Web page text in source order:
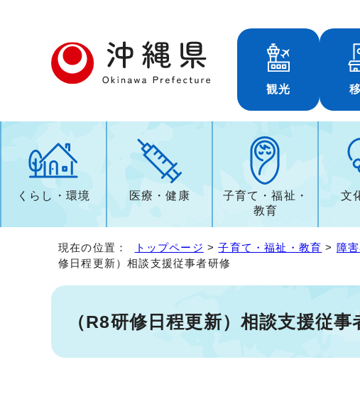
観光
くらし・環境 医療・健康
子育て・福祉・
教育
文
現在の位置： トップページ >子育て・福祉・教育 > 障
修日程更新）相談支援従事者研修
（R8研修日程更新）相談支援従事